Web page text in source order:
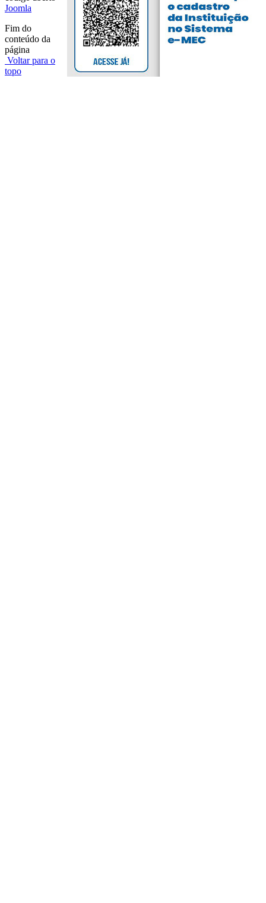
Joomla
Fim do
conteúdo da
página
Voltar para o
topo